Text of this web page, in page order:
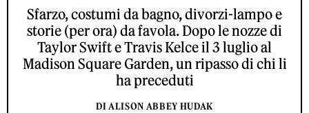
Sfarzo, costumi da bagno, divorzi-lampo e
storie (per ora) da favola. Dopo le nozze di
Taylor Swift e Travis Kelce il 3 luglio al
Madison Square Garden, un ripasso di chi li
ha preceduti
DI ALISON ABBEY HUDAK